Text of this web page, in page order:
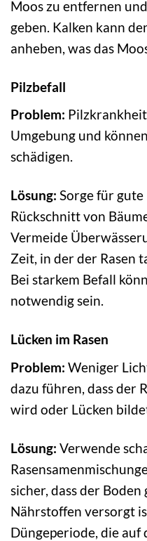
Moos zu entfernen
geben. Kalken kann
anheben, was das
Pilzbefall
Problem:
Umgebung und
schädigen.
Lösung: Sorge für
Rückschnitt von
Vermeide
Zeit, in der der Rasen
Bei starkem Befall
notwendig sein.
Lücken im Rasen
Problem: Weniger
dazu führen, dass der
wird oder Lücken
Lösung: Verwende
sicher, dass der
Nährstoffen versorgt
Düngeperiode, die auf